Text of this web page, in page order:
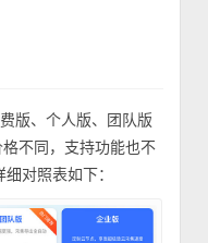
版、个人版、团队版
不同，支持功能也不
对照表如下：